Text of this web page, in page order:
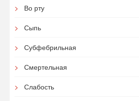
Во рту
Сыпь
Субфебрильная
Смертельная
Слабость